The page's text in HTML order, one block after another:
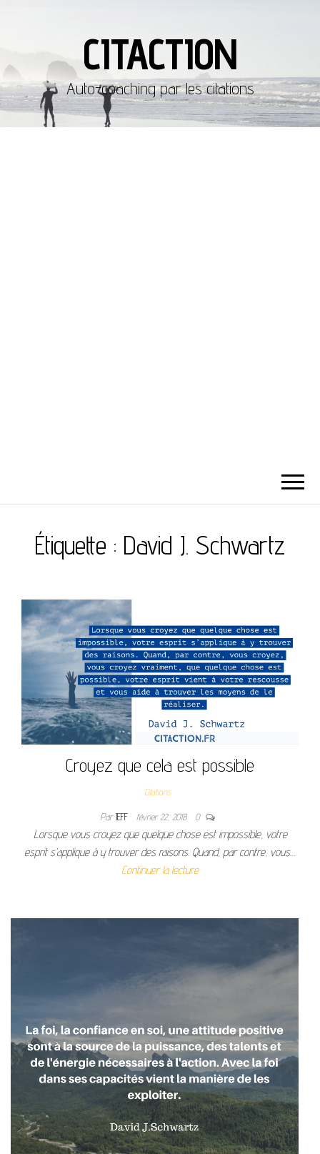
CITACTION
Auto-coaching par les citations
Étiquette : David J. Schwartz
Croyez que cela est possible
Citations
ParJEFF février 22, 2018 0
Lorsque vous croyez que quelque chose est impossible, votre
esprit s’applique à y trouver des raisons. Quand, par contre, vous…
Continuer la lecture